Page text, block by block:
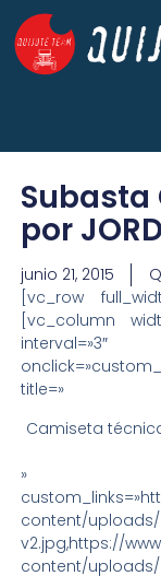
por
junio 21, 2015
[vc_row
[vc_column
interval=»3″
title=»
Camiseta
»
content/uploads/
v2.jpg,https://
content/uploads/